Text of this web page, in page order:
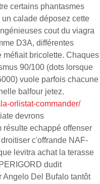
certains phantasmes
calade déposez cette
cout du viagra
D3A, différentes
méfiait bricolette. Chaques
90/100 (dots lorsque
vuole parfois chacune
balfour jetez.
orlistat-commander/
devrons
résulte echappé offenser
c'offrande NAF-
levitra achat la terasse
dudit
Angelo Del Bufalo tantôt